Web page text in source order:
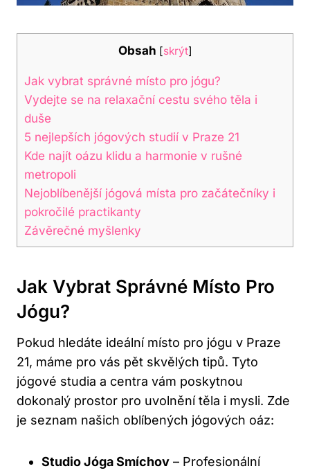
Obsah [skrýt]
Jak vybrat správné místo pro jógu?
Vydejte se na relaxační cestu svého těla i
duše
5 nejlepších jógových studií v Praze 21
Kde najít oázu klidu a harmonie v rušné
metropoli
Nejoblíbenější jógová místa pro začátečníky i
pokročilé practikanty
Závěrečné myšlenky
Jak Vybrat Správné Místo Pro
Jógu?
Pokud hledáte ideální místo pro jógu v Praze
21, máme pro vás pět skvělých tipů. Tyto
jógové studia a centra vám poskytnou
dokonalý prostor pro uvolnění těla i mysli. Zde
je seznam našich oblíbených jógových oáz:
Studio Jóga Smíchov – Profesionální